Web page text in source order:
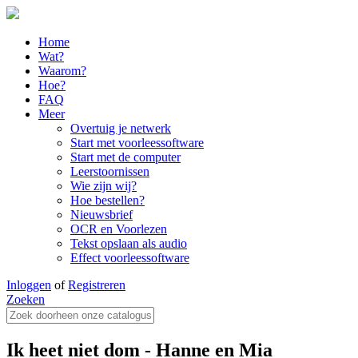
Home
Wat?
Waarom?
Hoe?
FAQ
Meer
Overtuig je netwerk
Start met voorleessoftware
Start met de computer
Leerstoornissen
Wie zijn wij?
Hoe bestellen?
Nieuwsbrief
OCR en Voorlezen
Tekst opslaan als audio
Effect voorleessoftware
Inloggen ofRegistreren
Zoeken
Ik heet niet dom - Hanne en Mia